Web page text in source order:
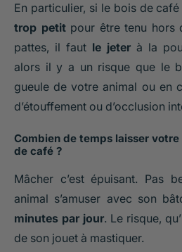
En particulier, si le bois de
trop petit pour être tenu hors
pattes, il faut le jeter à la
alors il y a un risque que le
gueule de votre animal ou en
d’étouffement ou d’occlusion
Combien de temps laisser
de café ?
Mâcher c’est épuisant. Pas
animal s’amuser avec son
minutes par jour. Le risque,
de son jouet à mastiquer.